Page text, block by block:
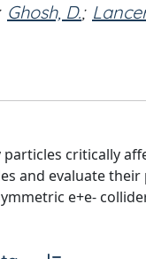
Ghosh, D.;
critically
and evaluate
e+e-